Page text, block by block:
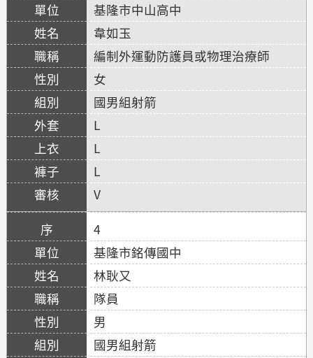
基隆市中山高中
韋如玉
編制外運動防護員或物理治療師
女
國男組射箭
L
L
L
V
4
基隆市銘傳國中
林耿又
隊員
男
國男組射箭